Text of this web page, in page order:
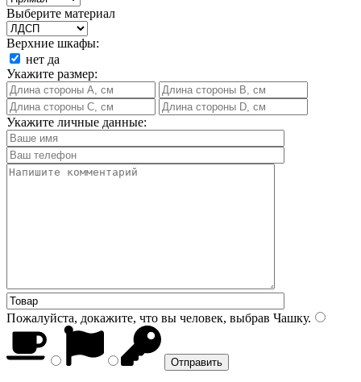
Выберите материал
Верхние шкафы:
нет да
Укажите размер:
Укажите личные данные:
Пожалуйста, докажите, что вы человек, выбрав Чашку.